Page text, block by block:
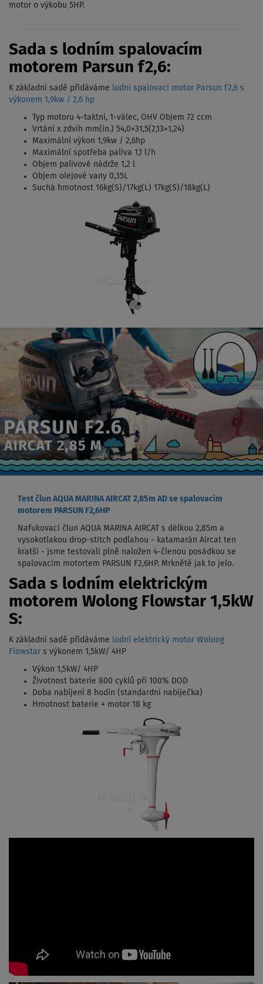
motor o výkobu 5HP.
Sada s lodním spalovacím
motorem Parsun f2,6:
K základní sadě přidáváme lodní spalovací motor Parsun f2,6 s
výkonem 1,9kw / 2,6 hp
Typ motoru 4-taktní, 1-válec, OHV Objem 72 ccm
Vrtání x zdvih mm(in.) 54,0×31,5(2,13×1,24)
Maximální výkon 1,9kw / 2,6hp
Maximální spotřeba paliva 1,1 l/h
Objem palivové nádrže 1,2 l
Objem olejové vany 0,35L
Suchá hmotnost 16kg(S)/17kg(L) 17kg(S)/18kg(L)
Test člun AQUA MARINA AIRCAT 2,85m AD se spalovacím
motorem PARSUN F2,6HP
Nafukovací člun AQUA MARINA AIRCAT s délkou 2,85m a
vysokotlakou drop-stitch podlahou - katamarán Aircat ten
kratší - jsme testovali plně naložen 4-členou posádkou se
spalovacím motortem PARSUN F2,6HP. Mrknětě jak to jelo.
Sada s lodním elektrickým
motorem Wolong Flowstar 1,5kW
S:
K základní sadě přidáváme lodní elektrický motor Wolong
Flowstar s výkonem 1,5kW/ 4HP
Výkon 1,5kW/ 4HP
Životnost baterie 800 cyklů při 100% DOD
Doba nabíjení 8 hodin (standardní nabíječka)
Hmotnost baterie + motor 18 kg